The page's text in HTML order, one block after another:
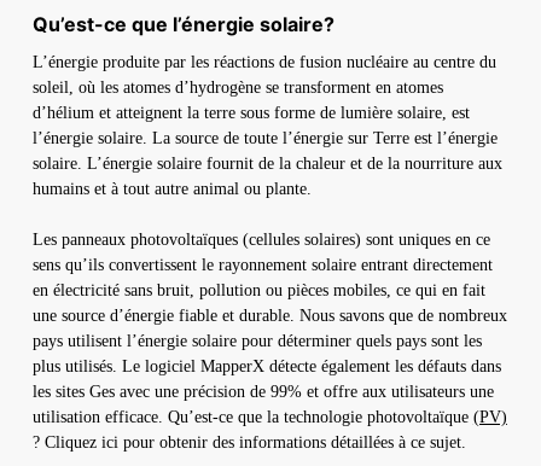
Qu’est-ce que l’énergie solaire?
L’énergie produite par les réactions de fusion nucléaire au centre du
soleil, où les atomes d’hydrogène se transforment en atomes
d’hélium et atteignent la terre sous forme de lumière solaire, est
l’énergie solaire. La source de toute l’énergie sur Terre est l’énergie
solaire. L’énergie solaire fournit de la chaleur et de la nourriture aux
humains et à tout autre animal ou plante.
Les panneaux photovoltaïques (cellules solaires) sont uniques en ce
sens qu’ils convertissent le rayonnement solaire entrant directement
en électricité sans bruit, pollution ou pièces mobiles, ce qui en fait
une source d’énergie fiable et durable. Nous savons que de nombreux
pays utilisent l’énergie solaire pour déterminer quels pays sont les
plus utilisés. Le logiciel MapperX détecte également les défauts dans
les sites Ges avec une précision de 99% et offre aux utilisateurs une
utilisation efficace. Qu’est-ce que la technologie photovoltaïque (PV)
? Cliquez ici pour obtenir des informations détaillées à ce sujet.